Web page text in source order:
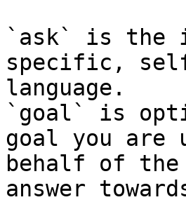
`ask` is the
specific,
language.
`goal` is
goal you are
behalf of
answer